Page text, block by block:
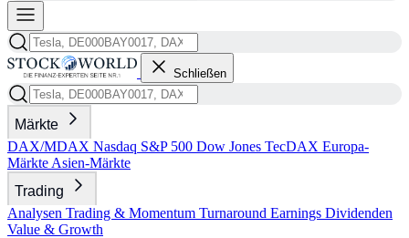
Schließen
Märkte
DAX/MDAX Nasdaq S&P 500 Dow Jones TecDAX Europa-
Märkte Asien-Märkte
Trading
Analysen Trading & Momentum Turnaround Earnings Dividenden
Value & Growth